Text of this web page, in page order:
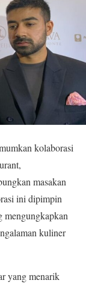
kolaborasi
masakan
ini dipimpin
mengungkapkan
kuliner
yang menarik